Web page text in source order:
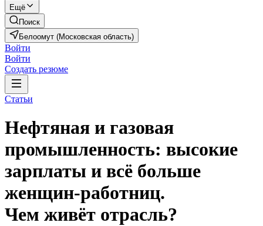
Ещё
Поиск
Белоомут (Московская область)
Войти
Войти
Создать резюме
Статьи
Нефтяная и газовая
промышленность: высокие
зарплаты и всё больше
женщин-работниц.
Чем живёт отрасль?